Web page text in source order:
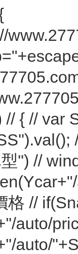
{ // var
") //
格 //
auto/
auto/